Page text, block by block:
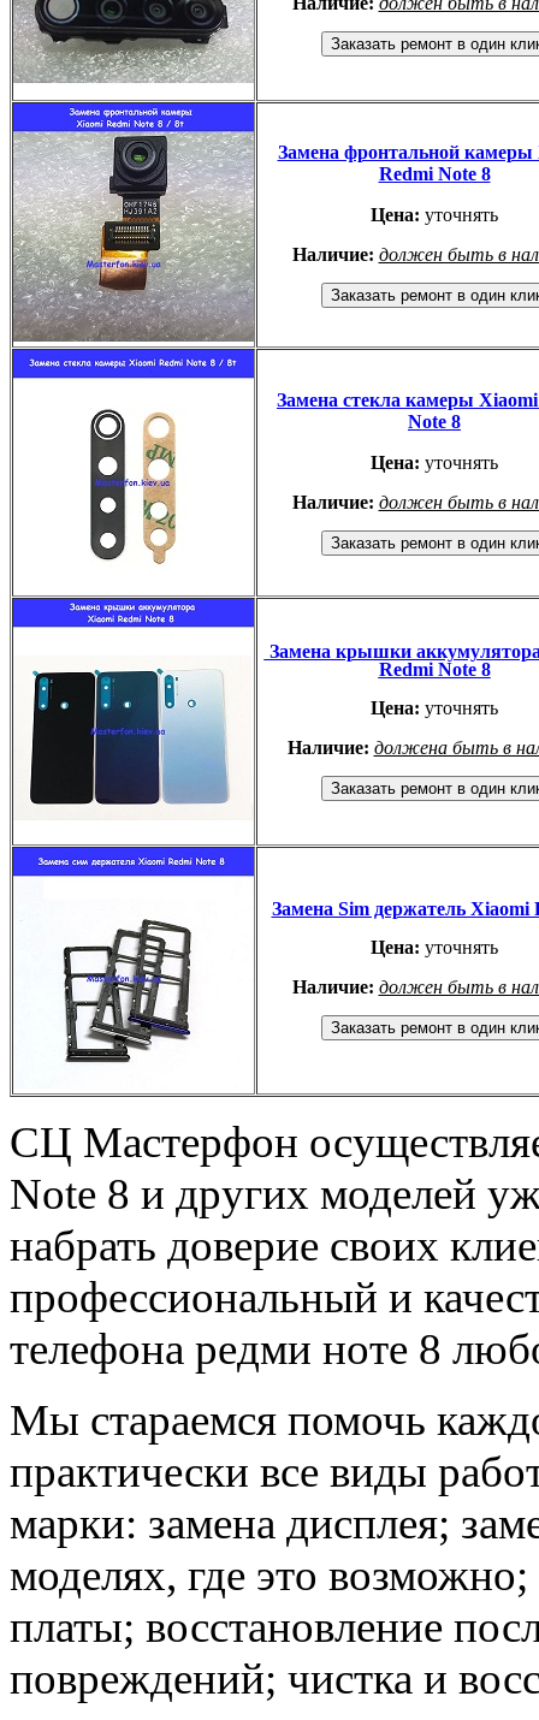
Замена фронтальной камеры
Redmi Note 8
Цена: уточнять
Наличие: должен быть в
Замена стекла камеры
Note 8
Цена: уточнять
Наличие: должен быть в
Замена крышки
Redmi Note 8
Цена: уточнять
Наличие: должена быть в
Замена Sim держатель Xiaomi
Цена: уточнять
Наличие: должен быть в
СЦ Мастерфон
Note 8 и других моделей
набрать доверие своих
профессиональный и
телефона редми ноте 8
Мы стараемся помочь
практически все виды
марки: замена дисплея;
моделях, где это
платы; восстановление
повреждений; чистка и